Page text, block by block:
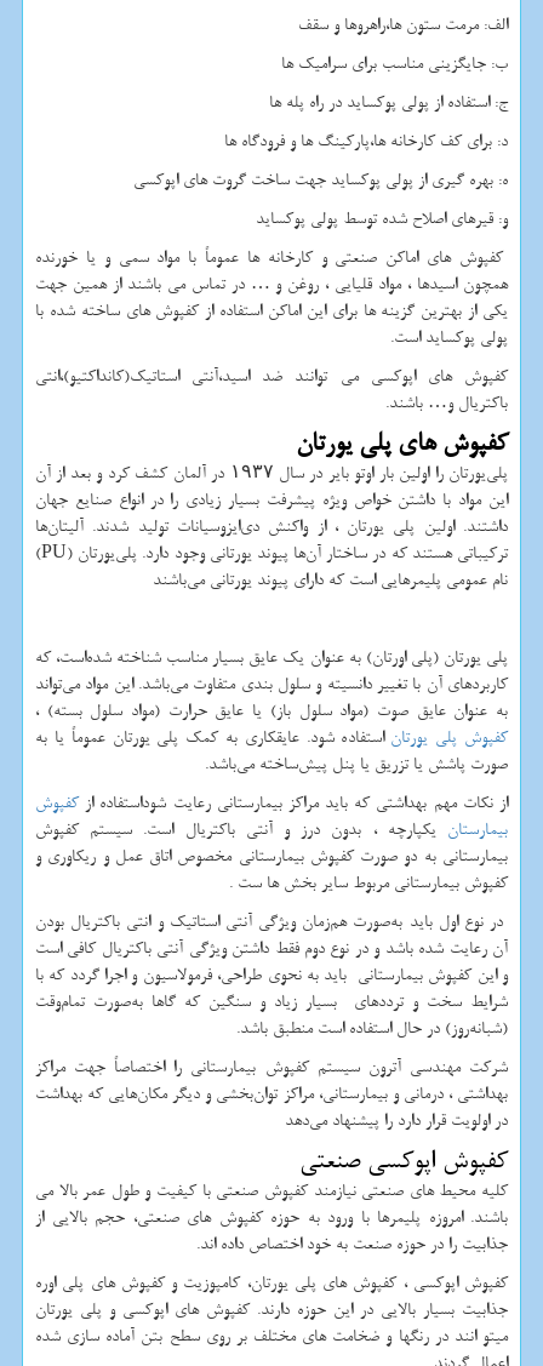
الف: مرمت ستون ها،راهروها و سقف
ب: جایگزینی مناسب برای سرامیک ها
ج: استفاده از پولی پوکساید در راه پله ها
د: برای کف کارخانه ها،پارکینگ ها و فرودگاه ها
ه: بهره گیری از پولی پوکساید جهت ساخت گروت های اپوکسی
و: قیرهای اصلاح شده توسط پولی پوکساید
کفپوش های اماکن صنعتی و کارخانه ها عموماً با مواد سمی و یا خورنده
همچون اسیدها ، مواد قلیایی ، روغن و … در تماس می باشند از همین جهت
یکی از بهترین گزینه ها برای این اماکن استفاده از کفپوش های ساخته شده با
پولی پوکساید است.
کفپوش های اپوکسی می توانند ضد اسید،آنتی استاتیک(کانداکتیو)،انتی
باکتریال و… باشند.
کفپوش های پلی یورتان
پلی‌یورتان را اولین بار اوتو بایر در سال ۱۹۳۷ در آلمان کشف کرد و بعد از آن
این مواد با داشتن خواص ویژه پیشرفت بسیار زیادی را در انواع صنایع جهان
داشتند. اولین پلی ‌یورتان ، از واکنش دی‌ایزوسیانات تولید شدند. آلیتان‌ها
ترکیباتی هستند که در ساختار آن‌ها پیوند یورتانی وجود دارد. پلی‌یورتان (PU
)
نام عمومی پلیمرهایی است که دارای پیوند یورتانی می‌باشند
پلی یورتان (پلی اورتان) به عنوان یک عایق بسیار مناسب شناخته شده‌است، که
کاربردهای آن با تغییر دانسیته و سلول بندی متفاوت می‌باشد. این مواد می‌تواند
به عنوان عایق صوت (مواد سلول باز) یا عایق حرارت (مواد سلول بسته) ،
کفپوش پلی یورتان استفاده شود. عایقکاری به کمک پلی یورتان عموماً یا به
صورت پاشش یا تزریق یا پنل پیش‌ساخته می‌باشد.
از نکات مهم بهداشتی که باید مراکز بیمارستانی رعایت شوداستفاده ازکفپوش
بیمارستان یکپارچه ، بدون درز و آنتی باکتریال است. سیستم کفپوش
بیمارستانی به دو صورت کفپوش بیمارستانی مخصوص اتاق عمل و ریکاوری و
کفپوش بیمارستانی مربوط سایر بخش ها ست .
در نوع اول باید به‌صورت هم‌زمان ویژگی آنتی استاتیک و انتی باکتریال بودن
آن رعایت شده باشد و در نوع دوم فقط داشتن ویژگی آنتی باکتریال کافی است
و این کفپوش بیمارستانی باید به نحوی طراحی، فرمولاسیون و اجرا گردد که با
شرایط سخت و ترددهای بسیار زیاد و سنگین که گاها به‌صورت تمام‌وقت
(شبانه‌روز) در حال استفاده است منطبق باشد.
شرکت مهندسی آترون سیستم کفپوش بیمارستانی را اختصاصاً جهت مراکز
بهداشتی ، درمانی و بیمارستانی، مراکز توان‌بخشی و دیگر مکان‌هایی که بهداشت
در اولویت قرار دارد را پیشنهاد می‌دهد
کفپوش اپوکسی صنعتی
کلیه محیط های صنعتی نیازمند کفپوش صنعتی با کیفیت و طول عمر بالا می
باشند. امروزه پلیمرها با ورود به حوزه کفپوش های صنعتی، حجم بالایی از
جذابیت را در حوزه صنعت به خود اختصاص داده اند.
کفپوش اپوکسی ، کفپوش های پلی یورتان، کامپوزیت و کفپوش های پلی اوره
جذابیت بسیار بالایی در این حوزه دارند. کفپوش های اپوکسی و پلی یورتان
میتو انند در رنگها و ضخامت های مختلف بر روی سطح بتن آماده سازی شده